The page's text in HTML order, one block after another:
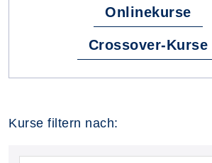
Onlinekurse
Crossover-Kurse
Kurse filtern nach: